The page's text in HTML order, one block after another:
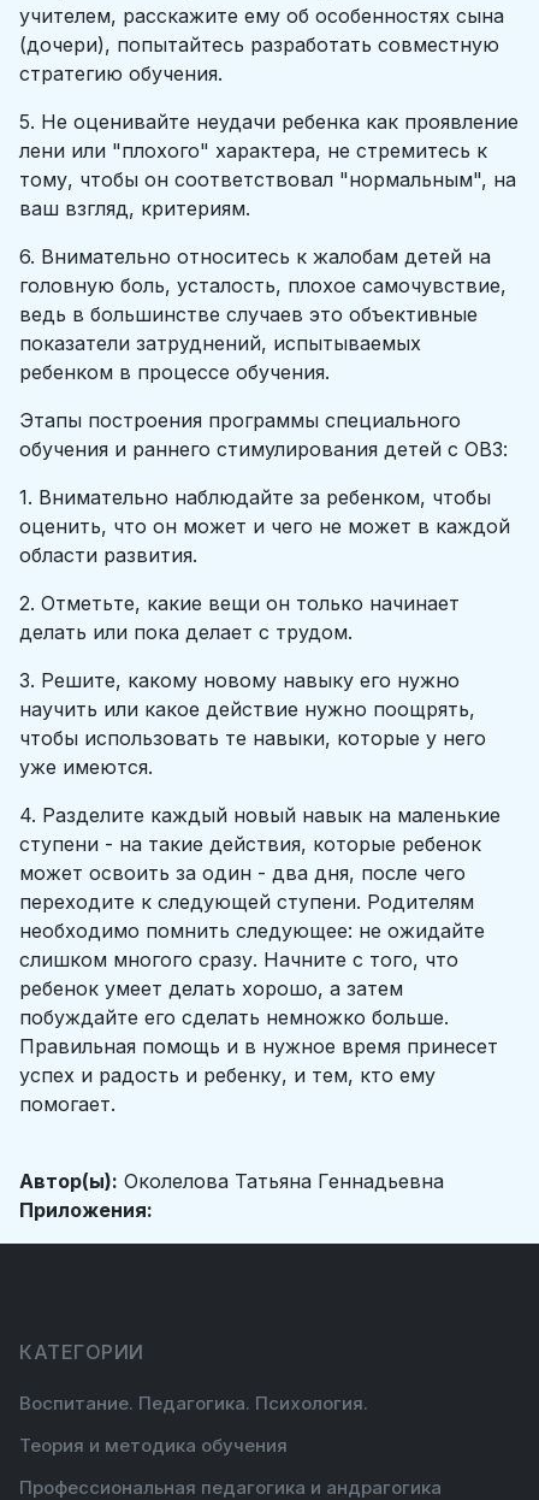
учителем, расскажите ему об особенностях сына
(дочери), попытайтесь разработать совместную
стратегию обучения.
5. Не оценивайте неудачи ребенка как проявление
лени или "плохого" характера, не стремитесь к
тому, чтобы он соответствовал "нормальным", на
ваш взгляд, критериям.
6. Внимательно относитесь к жалобам детей на
головную боль, усталость, плохое самочувствие,
ведь в большинстве случаев это объективные
показатели затруднений, испытываемых
ребенком в процессе обучения.
Этапы построения программы специального
обучения и раннего стимулирования детей с ОВЗ:
1. Внимательно наблюдайте за ребенком, чтобы
оценить, что он может и чего не может в каждой
области развития.
2. Отметьте, какие вещи он только начинает
делать или пока делает с трудом.
3. Решите, какому новому навыку его нужно
научить или какое действие нужно поощрять,
чтобы использовать те навыки, которые у него
уже имеются.
4. Разделите каждый новый навык на маленькие
ступени - на такие действия, которые ребенок
может освоить за один - два дня, после чего
переходите к следующей ступени. Родителям
необходимо помнить следующее: не ожидайте
слишком многого сразу. Начните с того, что
ребенок умеет делать хорошо, а затем
побуждайте его сделать немножко больше.
Правильная помощь и в нужное время принесет
успех и радость и ребенку, и тем, кто ему
помогает.
Автор(ы): Околелова Татьяна Геннадьевна
Приложения:
КАТЕГОРИИ
Воспитание. Педагогика. Психология.
Теория и методика обучения
Профессиональная педагогика и андрагогика